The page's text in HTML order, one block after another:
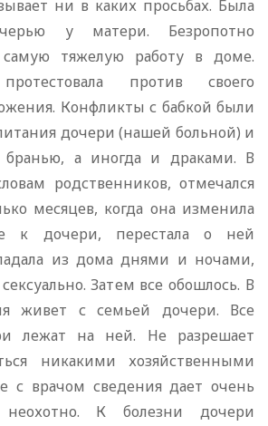
ни в каких просьбах. Была
у матери. Безропотно
тяжелую работу в доме.
против своего
Конфликты с бабкой были
дочери (нашей больной) и
бранью, а иногда и драками. В
родственников, отмечался
месяцев, когда она изменила
к дочери, перестала о ней
из дома днями и ночами,
Затем все обошлось. В
живет с семьей дочери. Все
лежат на ней. Не разрешает
никакими хозяйственными
с врачом сведения дает очень
К болезни дочери